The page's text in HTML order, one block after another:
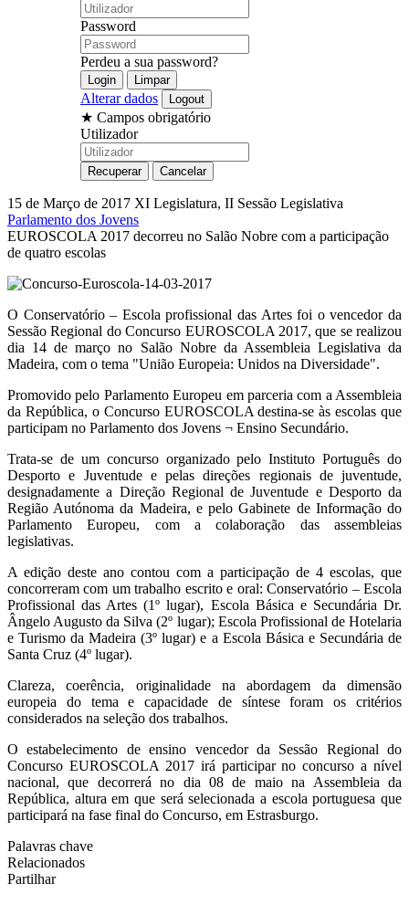
Password
Perdeu a sua password?
Alterar dados
★ Campos obrigatório
Utilizador
15 de Março de 2017 XI Legislatura, II Sessão Legislativa
Parlamento dos Jovens
EUROSCOLA 2017 decorreu no Salão Nobre com a participação
de quatro escolas
O Conservatório – Escola profissional das Artes foi o vencedor da
Sessão Regional do Concurso EUROSCOLA 2017, que se realizou
dia 14 de março no Salão Nobre da Assembleia Legislativa da
Madeira, com o tema "União Europeia: Unidos na Diversidade".
Promovido pelo Parlamento Europeu em parceria com a Assembleia
da República, o Concurso EUROSCOLA destina-se às escolas que
participam no Parlamento dos Jovens ¬ Ensino Secundário.
Trata-se de um concurso organizado pelo Instituto Português do
Desporto e Juventude e pelas direções regionais de juventude,
designadamente a Direção Regional de Juventude e Desporto da
Região Autónoma da Madeira, e pelo Gabinete de Informação do
Parlamento Europeu, com a colaboração das assembleias
legislativas.
A edição deste ano contou com a participação de 4 escolas, que
concorreram com um trabalho escrito e oral: Conservatório – Escola
Profissional das Artes (1º lugar), Escola Básica e Secundária Dr.
Ângelo Augusto da Silva (2º lugar); Escola Profissional de Hotelaria
e Turismo da Madeira (3º lugar) e a Escola Básica e Secundária de
Santa Cruz (4º lugar).
Clareza, coerência, originalidade na abordagem da dimensão
europeia do tema e capacidade de síntese foram os critérios
considerados na seleção dos trabalhos.
O estabelecimento de ensino vencedor da Sessão Regional do
Concurso EUROSCOLA 2017 irá participar no concurso a nível
nacional, que decorrerá no dia 08 de maio na Assembleia da
República, altura em que será selecionada a escola portuguesa que
participará na fase final do Concurso, em Estrasburgo.
Palavras chave
Relacionados
Partilhar